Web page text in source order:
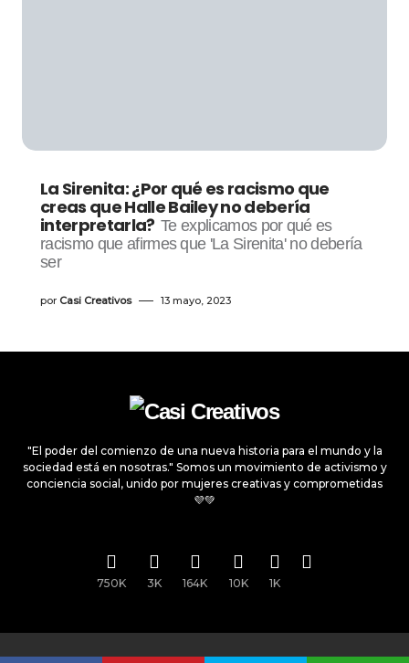
La Sirenita: ¿Por qué es racismo que
creas que Halle Bailey no debería
interpretarla? Te explicamos por qué es
racismo que afirmes que 'La Sirenita' no debería
ser
por Casi Creativos 13 mayo, 2023
"El poder del comienzo de una nueva historia para el mundo y la
sociedad está en nosotras." Somos un movimiento de activismo y
conciencia social, unido por mujeres creativas y comprometidas
💜💚
750K 3K 164K 10K 1K